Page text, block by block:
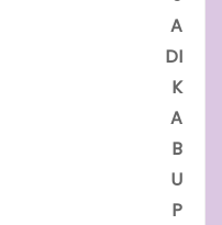
A
DI
K
A
B
U
P